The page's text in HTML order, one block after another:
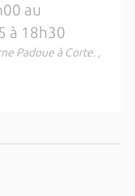
au
à 18h30
Padoue à Corte. ,